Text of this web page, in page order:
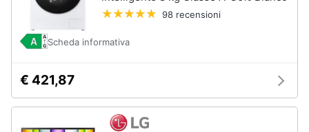
infanzia
Fotografia
Casalinghi
98 recensioni
Scheda informativa
€ 421,87